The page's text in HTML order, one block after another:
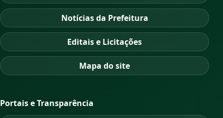
Notícias da Prefeitura
Editais e Licitações
Mapa do site
Portais e Transparência